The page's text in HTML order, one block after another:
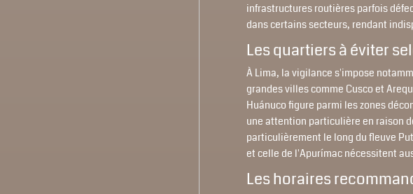
infrastructures routières parfois
dans certains secteurs, rendant
Les quartiers à éviter
À Lima, la vigilance s'impose
grandes villes comme Cusco et
Huánuco figure parmi les zones
une attention particulière en raison
particulièrement le long du fleuve
et celle de l'Apurímac nécessitent
Les horaires